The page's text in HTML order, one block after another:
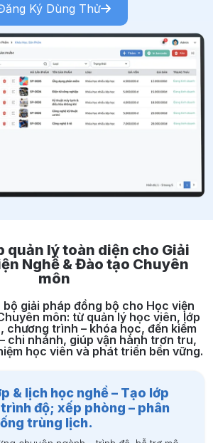
Ký Dùng Thử
quản lý toàn diện cho Giải
Nghề & Đào tạo Chuyên
môn
bộ giải pháp đồng bộ cho Học viện
môn: từ quản lý học viên, lớp
chương trình – khóa học, đến kiểm
chi nhánh, giúp vận hành trơn tru,
học viên và phát triển bền vững.
& lịch học nghề – Tạo lớp
độ; xếp phòng – phân
trùng lịch.